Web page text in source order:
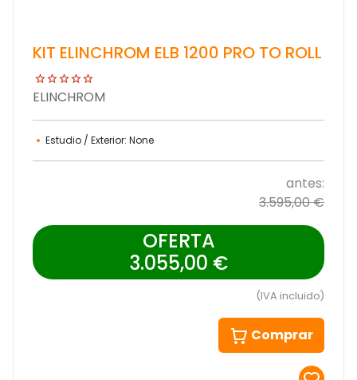
KIT ELINCHROM ELB 1200 PRO TO ROLL
ELINCHROM
Estudio / Exterior: None
antes:
3.595,00 €
OFERTA
3.055,00 €
(IVA incluido)
Comprar